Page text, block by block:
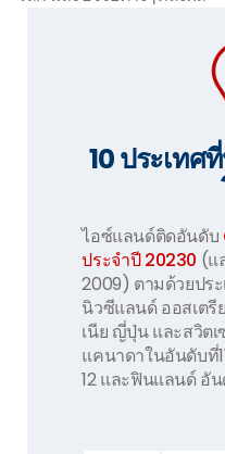
10 ประเท
ไอซ์แลนด์ติดอันดับ
ประจำปี 20230 (แ
2009) ตามด้วยปร
นิวซีแลนด์ ออสเตรี
เนีย ญี่ปุ่น และสวิต
แคนาดาในอันดับที่
12 และฟินแลนด์ อัน